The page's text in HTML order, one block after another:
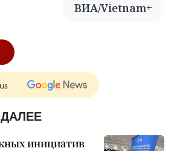
ВИА/Vietnam+
инициатив